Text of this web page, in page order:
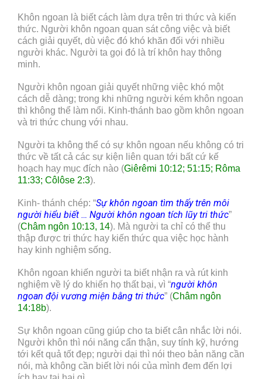
Khôn ngoan là biết cách làm dựa trên tri thức và kiến
thức. Người khôn ngoan quan sát công việc và biết
cách giải quyết, dù việc đó khó khăn đối với nhiều
người khác. Người ta gọi đó là trí khôn hay thông
minh.
Người khôn ngoan giải quyết những việc khó một
cách dễ dàng; trong khi những người kém khôn ngoan
thì không thể làm nổi. Kinh-thánh bao gồm khôn ngoan
và tri thức chung với nhau.
Người ta không thể có sự khôn ngoan nếu không có tri
thức về tất cả các sự kiện liên quan tới bất cứ kế
hoạch hay mục đích nào (Giêrêmi 10:12; 51:15; Rôma
11:33; Côlôse 2:3).
Kinh- thánh chép: “Sự khôn ngoan tìm thấy trên môi
người hiểu biết … Người khôn ngoan tích lũy tri thức”
(Châm ngôn 10:13, 14). Mà người ta chỉ có thể thu
thập được tri thức hay kiến thức qua việc học hành
hay kinh nghiệm sống.
Khôn ngoan khiến người ta biết nhận ra và rút kinh
nghiệm về lý do khiến họ thất bại, vì “người khôn
ngoan đội vương miện bằng tri thức” (Châm ngôn
14:18b).
Sự khôn ngoan cũng giúp cho ta biết cân nhắc lời nói.
Người khôn thì nói năng cẩn thận, suy tính kỹ, hướng
tới kết quả tốt đẹp; người dại thì nói theo bản năng cần
nói, mà không cần biết lời nói của mình đem đến lợi